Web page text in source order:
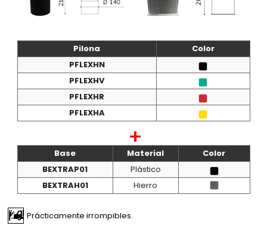
Pilona
Color
PFLEXHN
PFLEXHV
PFLEXHR
PFLEXHA
Base Material
Color
BEXTRAP01
Plástico
BEXTRAH01
Hierro
Prácticamente irrompibles.